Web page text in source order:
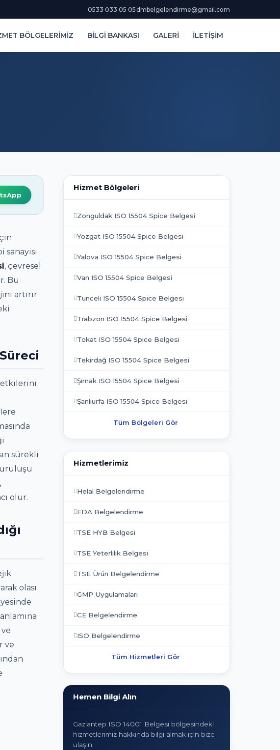
0533 033 05 05dmbelgelendirme@gmail.com
BÖLGELERİMİZ BİLGİ BANKASI GALERİ İLETİŞİM
sanayisi
, çevresel
Bu
artırır
etkilerini
sürekli
olur.
olası
ve
Hizmet Bölgeleri
Zonguldak ISO 15504 Spice Belgesi
Yozgat ISO 15504 Spice Belgesi
Yalova ISO 15504 Spice Belgesi
Van ISO 15504 Spice Belgesi
Tunceli ISO 15504 Spice Belgesi
Trabzon ISO 15504 Spice Belgesi
Tokat ISO 15504 Spice Belgesi
Tekirdağ ISO 15504 Spice Belgesi
Şırnak ISO 15504 Spice Belgesi
Şanlıurfa ISO 15504 Spice Belgesi
Tüm Bölgeleri Gör
Hizmetlerimiz
Helal Belgelendirme
FDA Belgelendirme
TSE HYB Belgesi
TSE Yeterlilik Belgesi
TSE Ürün Belgelendirme
GMP Uygulamaları
CE Belgelendirme
ISO Belgelendirme
Tüm Hizmetleri Gör
Hemen Bilgi Alın
Gaziantep ISO 14001 Belgesi bölgesindeki
hizmetlerimiz hakkında bilgi almak için bize
ulaşın.